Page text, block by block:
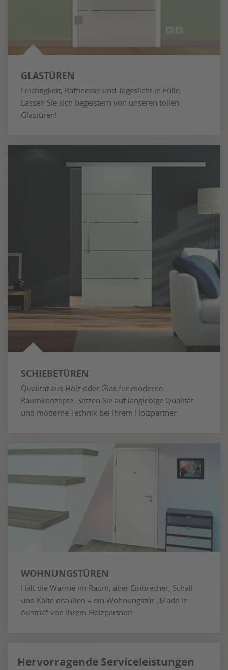
GLASTÜREN
Leichtigkeit, Raffinesse und Tageslicht in Fülle:
Lassen Sie sich begeistern von unseren tollen
Glastüren!
SCHIEBETÜREN
Qualität aus Holz oder Glas für moderne
Raumkonzepte: Setzen Sie auf langlebige Qualität
und moderne Technik bei Ihrem Holzpartner.
WOHNUNGSTÜREN
Hält die Wärme im Raum, aber Einbrecher, Schall
und Kälte draußen – ein Wohnungstür „Made in
Austria“ von Ihrem Holzpartner!
Hervorragende Serviceleistungen